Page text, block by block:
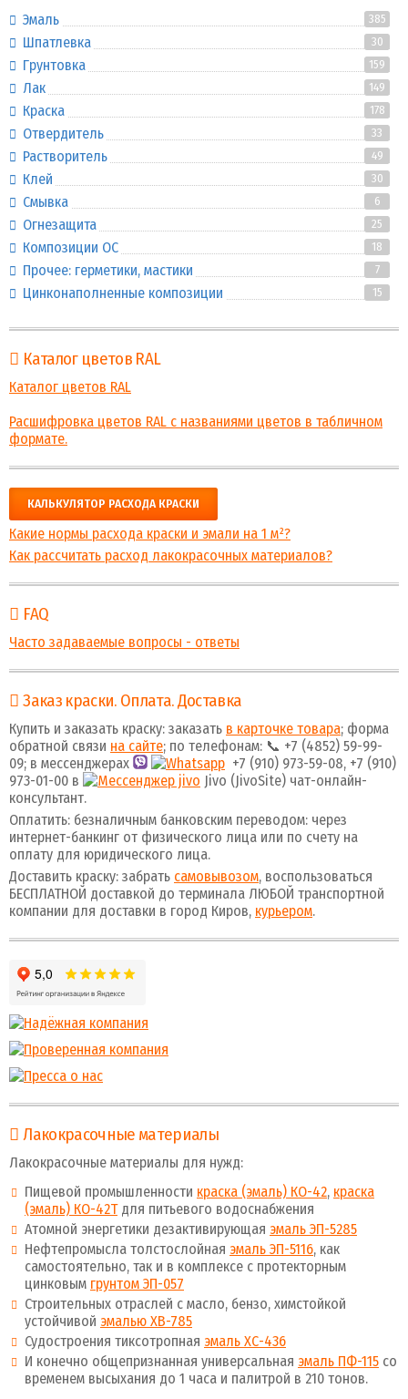
Эмаль 385
Шпатлевка 30
Грунтовка 159
Лак 149
Краска 178
Отвердитель 33
Растворитель 49
Клей 30
Смывка 6
Огнезащита 25
Композиции ОС 18
Прочее: герметики, мастики 7
Цинконаполненные композиции 15
Каталог цветов RAL
Каталог цветов RAL
Расшифровка цветов RAL с названиями цветов в табличном
формате.
КАЛЬКУЛЯТОР РАСХОДА КРАСКИ
Какие нормы расхода краски и эмали на 1 м²?
Как рассчитать расход лакокрасочных материалов?
FAQ
Часто задаваемые вопросы - ответы
Заказ краски. Оплата. Доставка
Купить и заказать краску: заказать в карточке товара; форма
обратной связи на сайте; по телефонам: 📞 +7 (4852) 59-99-
09; в мессенджерах
+7 (910) 973-59-08, +7 (910)
973-01-00 в
Jivo (JivoSite) чат-онлайн-
консультант.
Оплатить: безналичным банковским переводом: через
интернет-банкинг от физического лица или по счету на
оплату для юридического лица.
Доставить краску: забрать самовывозом, воспользоваться
БЕСПЛАТНОЙ доставкой до терминала ЛЮБОЙ транспортной
компании для доставки в город Киров, курьером.
Лакокрасочные материалы
Лакокрасочные материалы для нужд:
Пищевой промышленности краска (эмаль) КО-42, краска
(эмаль) КО-42Тдля питьевого водоснабжения
Атомной энергетики дезактивирующая эмаль ЭП-5285
Нефтепромысла толстослойная эмаль ЭП-5116, как
самостоятельно, так и в комплексе с протекторным
цинковым грунтом ЭП-057
Строительных отраслей с масло, бензо, химстойкой
устойчивой эмалью ХВ-785
Судостроения тиксотропная эмаль ХС-436
И конечно общепризнанная универсальная эмаль ПФ-115 со
временем высыхания до 1 часа и палитрой в 210 тонов.